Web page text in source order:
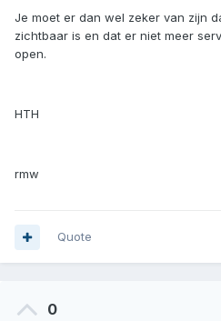
Je moet er dan wel zeker van zijn
zichtbaar is en dat er niet meer
open.
HTH
rmw
Quote
0